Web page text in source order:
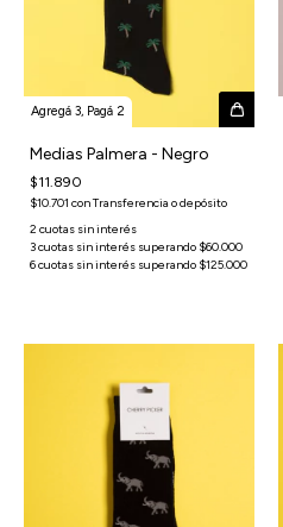
Agregá 3, Pagá 2
Medias Palmera - Negro
$11.890
$10.701 conTransferencia o depósito